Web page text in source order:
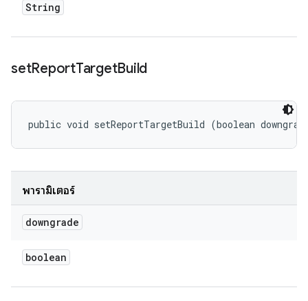
String
setReportTargetBuild
public void setReportTargetBuild (boolean
พารามิเตอร์
downgrade
boolean